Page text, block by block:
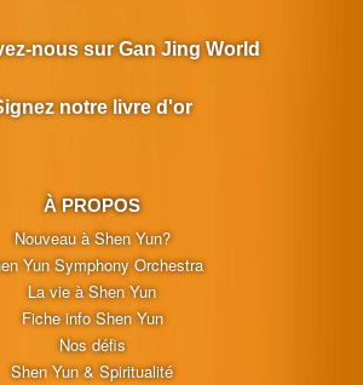
À PROPOS
Nouveau à Shen Yun?
Yun Symphony Orchestra
La vie à Shen Yun
Fiche info Shen Yun
Nos défis
Shen Yun & Spiritualité
nous sur Gan Jing World
notre livre d'or